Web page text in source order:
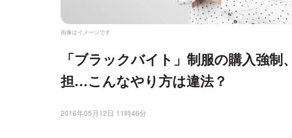
画像はイメージです
「ブラックバイト」制服の購入強制
担…こんなやり方は違法？
2016年05月12日 11時46分